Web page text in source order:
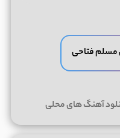
مسلم فتاحی
آهنگ های محلی